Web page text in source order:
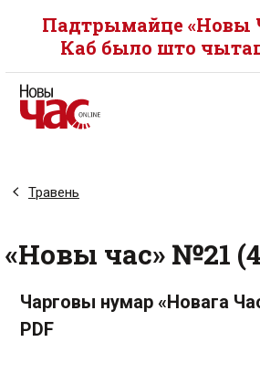
Падтрымайце «Новы
Каб было што
Травень
«Новы час» №21
Чарговы нумар «Новага
PDF